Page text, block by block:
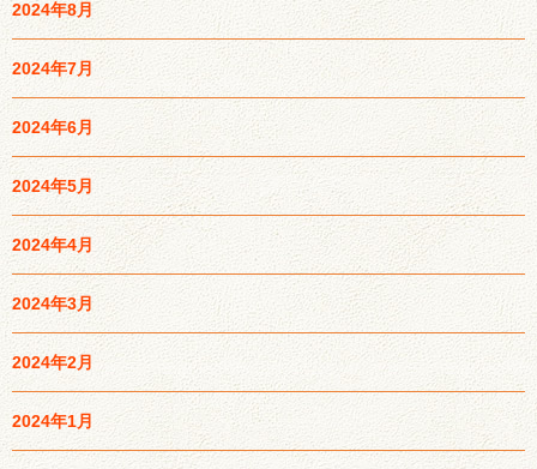
2024年8月
2024年7月
2024年6月
2024年5月
2024年4月
2024年3月
2024年2月
2024年1月